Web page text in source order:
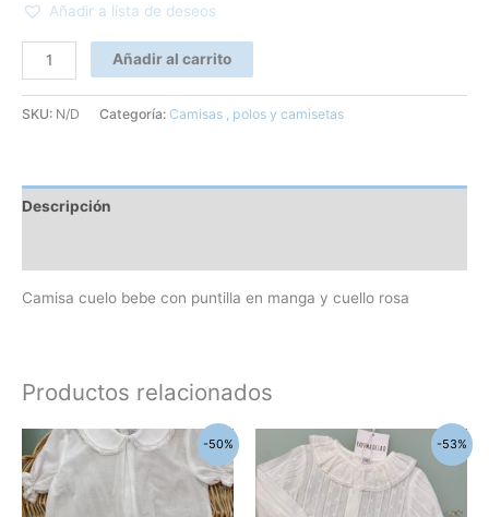
Añadir a lista de deseos
Añadir al carrito
SKU: N/D Categoría: Camisas , polos y camisetas
Descripción
Camisa cuelo bebe con puntilla en manga y cuello rosa
Productos relacionados
-50%
El
precio
El
precio
Este
producto
tiene
-53%
El
precio
original
era:
42,90€.
El
precio
actual
es:
20,00€.
Este
tiene